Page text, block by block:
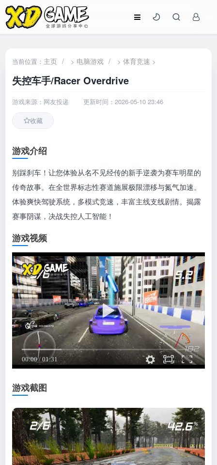
当前位置： 主页 / > 电脑游戏 / >体育竞速 >
失控车手/Racer Overdrive
游戏来源：网友投递 更新时间：2026-05-10 23:46
收藏
游戏介绍
别踩刹车！让您体验从名不见经传的新手逆袭为赛车明星的
传奇故事。在全世界标志性赛道施展极限漂移与氮气加速。
体验爽快驾驶系统，多模式竞速，丰富主线支线剧情。揭露
赛事阴谋，决战失控人工智能！
游戏视频
游戏截图